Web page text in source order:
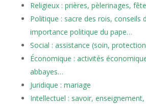
Religieux : prières, pèlerinages,
Politique : sacre des rois, conseils
importance politique du pape…
Social : assistance (soin,
Économique : activités
abbayes…
Juridique : mariage
Intellectuel : savoir,